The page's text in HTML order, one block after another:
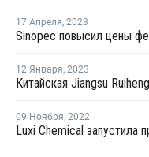
17 Апреля, 2023
12 Января, 2023
09 Ноября, 2022
Luxi Chemical запустила